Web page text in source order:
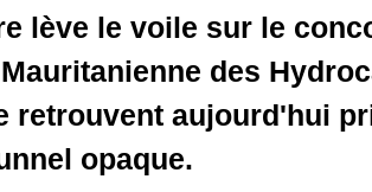
lève le voile sur le
des
retrouvent aujourd'hui
opaque.